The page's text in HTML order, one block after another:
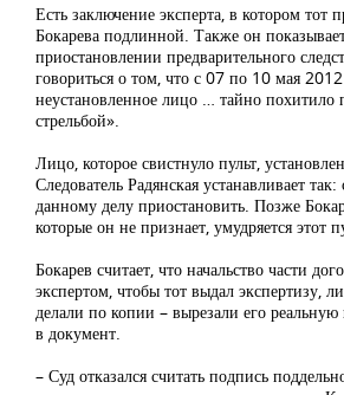
Есть заключение эксперта, в котором тот
Бокарева подлинной. Также он
приостановлении предварительного
говориться о том, что с 07 по 10 мая
неустановленное лицо … тайно похитило
стрельбой».
Лицо, которое свистнуло пульт,
Следователь Радянская устанавливает так:
данному делу приостановить. Позже
которые он не признает, умудряется этот
Бокарев считает, что начальство части
экспертом, чтобы тот выдал экспертизу,
делали по копии – вырезали его
в документ.
– Суд отказался считать подпись